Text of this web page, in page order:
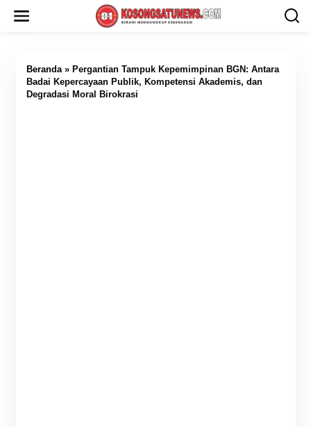
Beranda» Pergantian Tampuk Kepemimpinan BGN: Antara
Badai Kepercayaan Publik, Kompetensi Akademis, dan
Degradasi Moral Birokrasi